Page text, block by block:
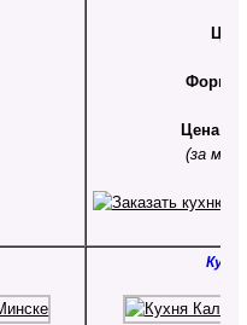
Форма
Цена:
(за